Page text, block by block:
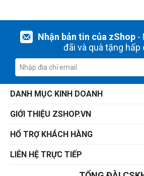
Nhận bản tin của zShop-
đãi và quà tặng hấp
DANH MỤC KINH DOANH
GIỚI THIỆU ZSHOP.VN
HỔ TRỢ KHÁCH HÀNG
LIÊN HỆ TRỰC TIẾP